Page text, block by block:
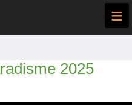
≡
2025